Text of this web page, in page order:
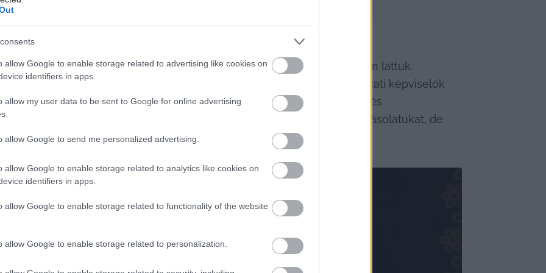
allow Google to enable storage related to advertising like cookies on
identifiers in apps.
allow my user data to be sent to Google for online advertising
allow Google to send me personalized advertising.
allow Google to enable storage related to analytics like cookies on
identifiers in apps.
allow Google to enable storage related to functionality of the website
allow Google to enable storage related to personalization.
elő az ügyben, de a legfontosabb dokumentumokat továbbra sem láttuk.
a Barta Dóra végzettségeit igazoló iratokhoz, hanem önkormányzati képviselők
úgy a Hírös Agóra vezetőjének kinevezéséről, hogy a diplomák és
hozzáférhetők. Egyszer ugyan behozta magával a polgármester a másolatukat, de